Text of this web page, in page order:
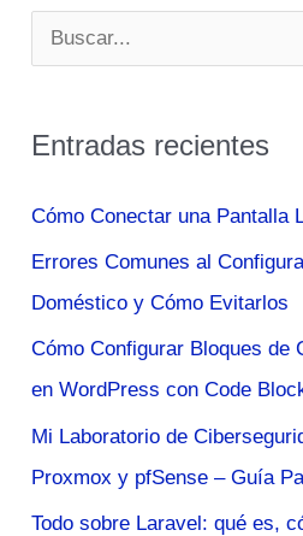
Portuondo
u
c
p
o
r
:
Entradas recientes
Cómo Conectar una Pantalla
Errores Comunes al
Doméstico y Cómo Evitarlos
Cómo Configurar Bloques de
en WordPress con Code
Mi Laboratorio de
Proxmox y pfSense – Guía
Todo sobre Laravel: qué es,